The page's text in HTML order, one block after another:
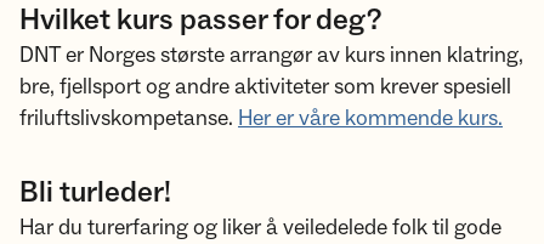
Hvilket kurs passer for deg?
DNT er Norges største arrangør av kurs innen klatring,
bre, fjellsport og andre aktiviteter som krever spesiell
friluftslivskompetanse. Her er våre kommende kurs.
Bli turleder!
Har du turerfaring og liker å veiledelede folk til gode